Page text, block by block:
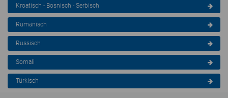
Kroatisch - Bosnisch - Serbisch
Rumänisch
Russisch
Somali
Türkisch